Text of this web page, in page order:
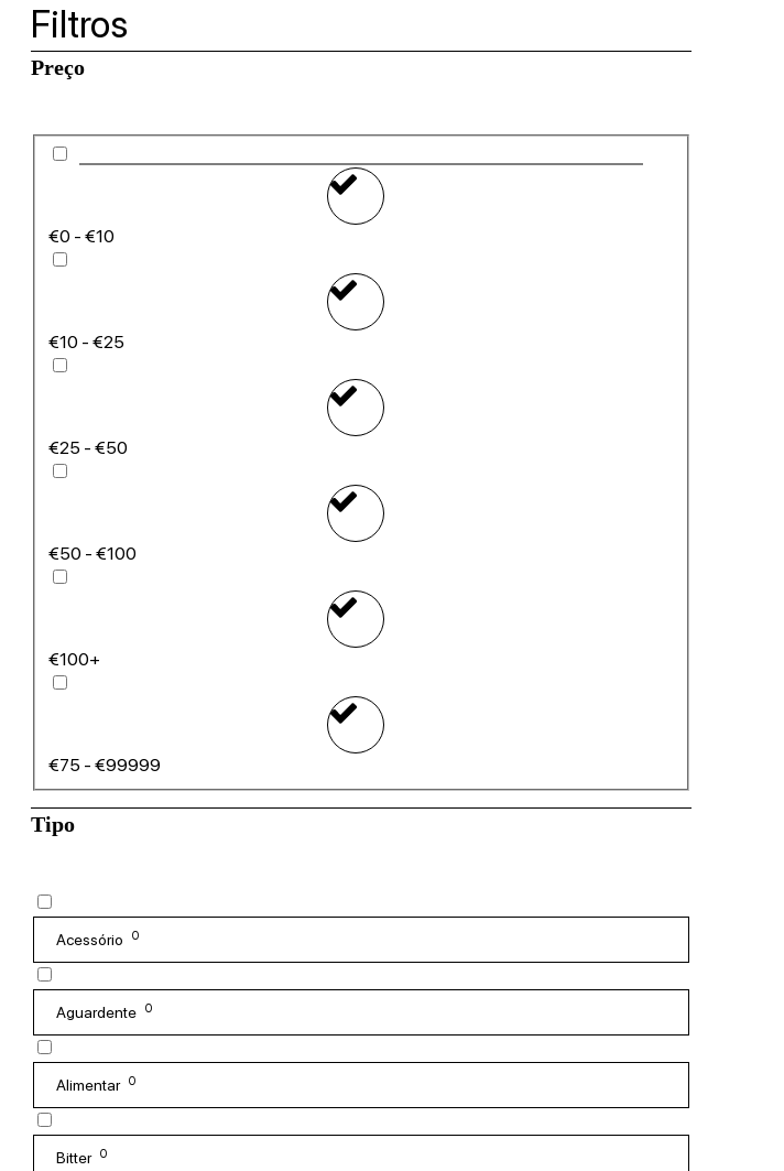
Filtros
Preço
€0 - €10
€10 - €25
€25 - €50
€50 - €100
€100+
€75 - €99999
Tipo
Acessório 0
Aguardente 0
Alimentar 0
Bitter 0